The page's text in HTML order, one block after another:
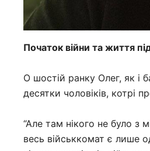
Початок війни та життя
О шостій ранку Олег, як і
десятки чоловіків, котрі
“Але там нікого не було з
весь військкомат є лише